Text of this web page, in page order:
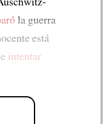
la guerra
está
intentar